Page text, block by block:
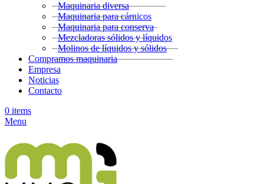
Maquinaria diversa
Maquinaria para cárnicos
Maquinaria para conserva
Mezcladoras sólidos y líquidos
Molinos de líquidos y sólidos
Compramos maquinaria
Empresa
Noticias
Contacto
0 items
Menu